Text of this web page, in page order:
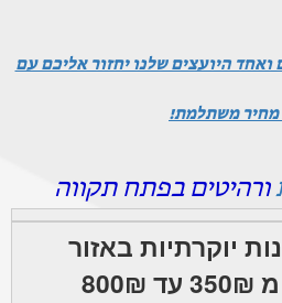
היועצים שלנו יחזור אליכם עם
משתלמת!
ורהיטים בפתח תקווה
יוקרתיות באזור